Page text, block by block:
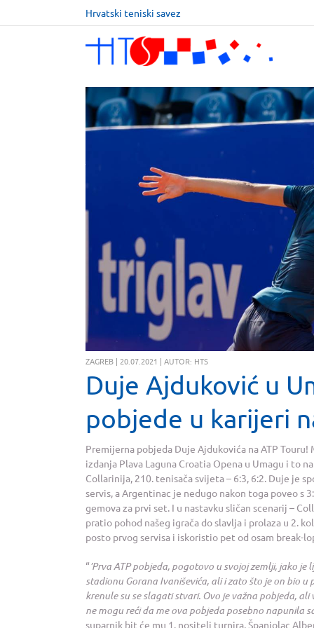
Hrvatski teniski savez
ZAGREB | 20.07.2021 | AUTOR: HTS
Duje Ajduković u
pobjede u karijeri
Premijerna pobjeda Duje Ajdukovića na ATP
izdanja Plava Laguna Croatia Opena u Umagu i to
Collarinija, 210. tenisača svijeta – 6:3, 6:2. Duje je
servis, a Argentinac je nedugo nakon toga poveo s
gemova za prvi set. I u nastavku sličan scenarij –
pratio pohod našeg igrača do slavlja i prolaza u 2.
posto prvog servisa i iskoristio pet od osam break-
“’Prva ATP pobjeda, pogotovo u svojoj zemlji, jako
stadionu Gorana Ivaniševića, ali i zato što je on bio
krenule su se slagati stvari. Ovo je važna pobjeda,
ne mogu reći da me ova pobjeda posebno napunila
suparnik bit će mu 1. nositelj turnira, Španjolac